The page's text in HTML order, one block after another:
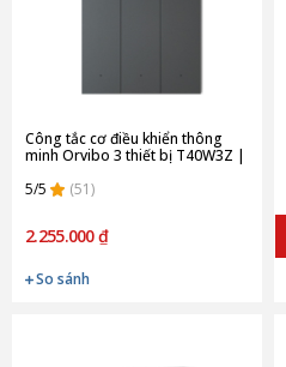
Công tắc cơ điều khiển thông
minh Orvibo 3 thiết bị T40W3Z |
5/5
(51)
2.255.000 ₫
So sánh